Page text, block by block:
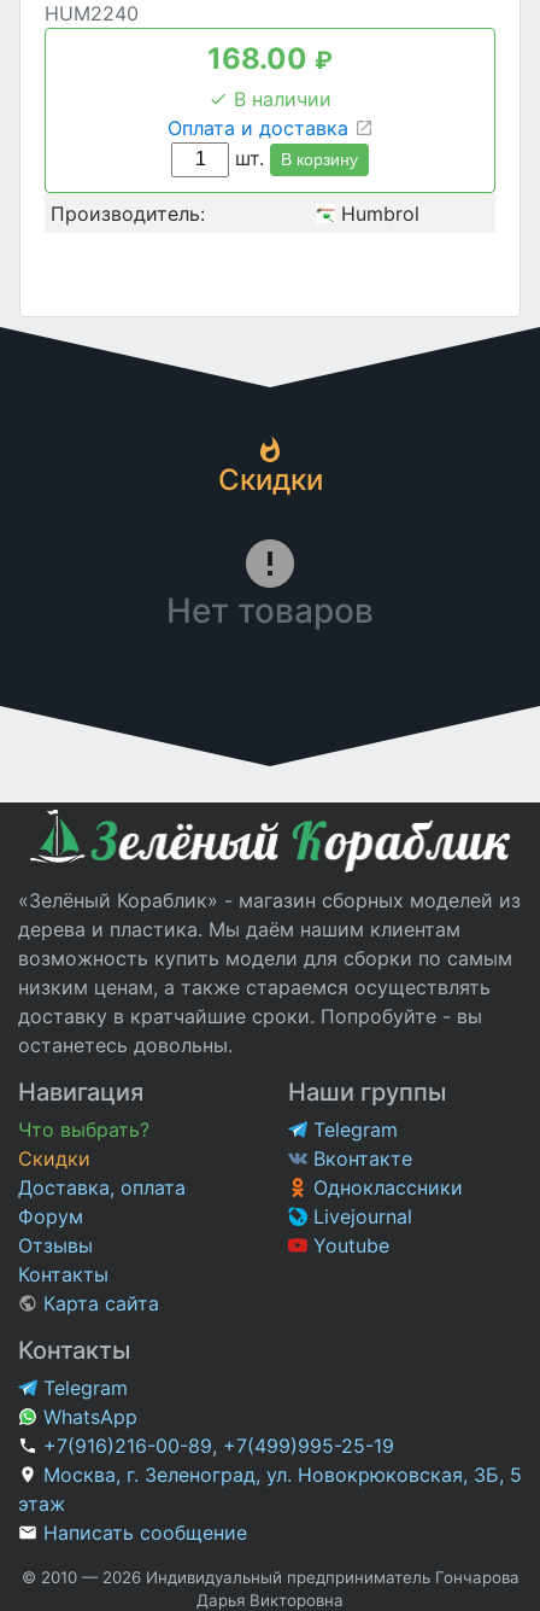
HUM2240
168.00 ₽
В наличии
Оплата и доставка
шт.
В корзину
Производитель: Humbrol
Скидки
Нет товаров
«Зелёный Кораблик» - магазин сборных моделей из
дерева и пластика. Мы даём нашим клиентам
возможность купить модели для сборки по самым
низким ценам, а также стараемся осуществлять
доставку в кратчайшие сроки. Попробуйте - вы
останетесь довольны.
Навигация
Что выбрать?
Скидки
Доставка, оплата
Форум
Отзывы
Контакты
Карта сайта
Наши группы
Telegram
Вконтакте
Одноклассники
Livejournal
Youtube
Контакты
Telegram
WhatsApp
+7(916)216-00-89, +7(499)995-25-19
Москва, г. Зеленоград, ул. Новокрюковская, 3Б, 5
этаж
Написать сообщение
© 2010 — 2026 Индивидуальный предприниматель Гончарова
Дарья Викторовна